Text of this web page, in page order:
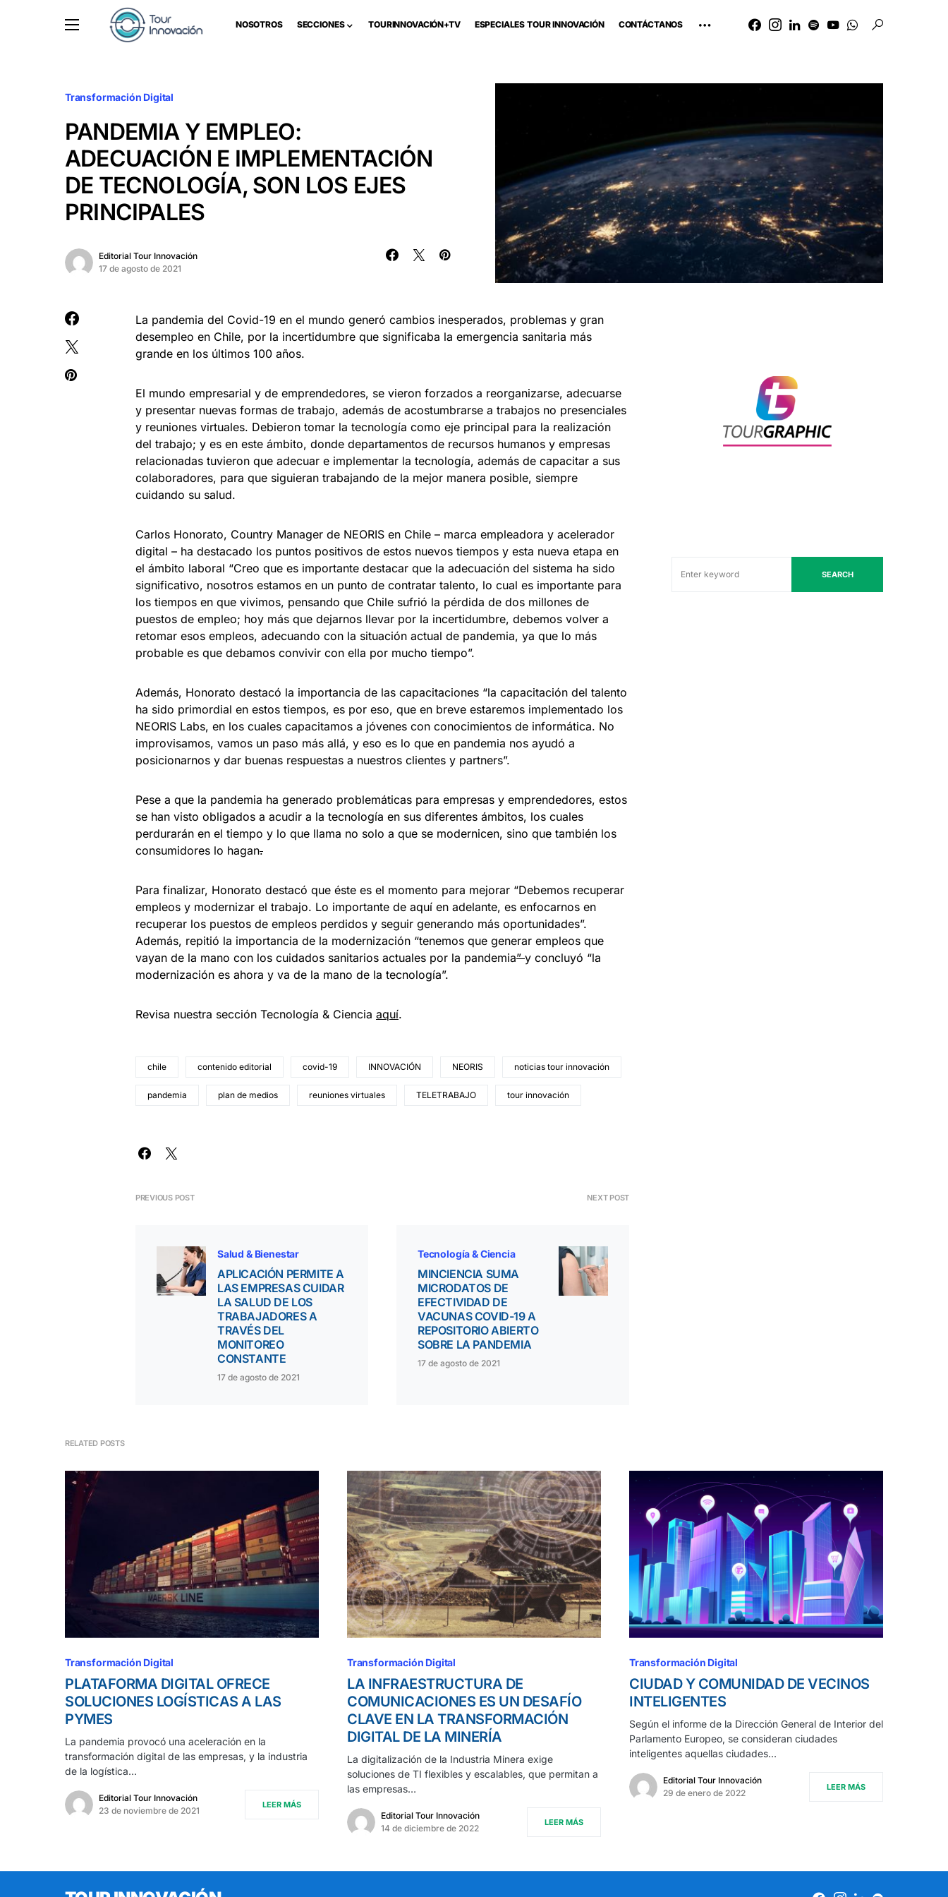
NOSOTROS SECCIONES TOURINNOVACIÓN+TV ESPECIALES TOUR INNOVACIÓN CONTÁCTANOS
Transformación Digital
PANDEMIA Y EMPLEO:
ADECUACIÓN E IMPLEMENTACIÓN
DE TECNOLOGÍA, SON LOS EJES
PRINCIPALES
Editorial Tour Innovación
17 de agosto de 2021
La pandemia del Covid-19 en el mundo generó cambios inesperados, problemas y gran
desempleo en Chile, por la incertidumbre que significaba la emergencia sanitaria más
grande en los últimos 100 años.
El mundo empresarial y de emprendedores, se vieron forzados a reorganizarse, adecuarse
y presentar nuevas formas de trabajo, además de acostumbrarse a trabajos no presenciales
y reuniones virtuales. Debieron tomar la tecnología como eje principal para la realización
del trabajo; y es en este ámbito, donde departamentos de recursos humanos y empresas
relacionadas tuvieron que adecuar e implementar la tecnología, además de capacitar a sus
colaboradores, para que siguieran trabajando de la mejor manera posible, siempre
cuidando su salud.
Carlos Honorato, Country Manager de NEORIS en Chile – marca empleadora y acelerador
digital – ha destacado los puntos positivos de estos nuevos tiempos y esta nueva etapa en
el ámbito laboral “Creo que es importante destacar que la adecuación del sistema ha sido
significativo, nosotros estamos en un punto de contratar talento, lo cual es importante para
los tiempos en que vivimos, pensando que Chile sufrió la pérdida de dos millones de
puestos de empleo; hoy más que dejarnos llevar por la incertidumbre, debemos volver a
retomar esos empleos, adecuando con la situación actual de pandemia, ya que lo más
probable es que debamos convivir con ella por mucho tiempo”.
Además, Honorato destacó la importancia de las capacitaciones “la capacitación del talento
ha sido primordial en estos tiempos, es por eso, que en breve estaremos implementado los
NEORIS Labs, en los cuales capacitamos a jóvenes con conocimientos de informática. No
improvisamos, vamos un paso más allá, y eso es lo que en pandemia nos ayudó a
posicionarnos y dar buenas respuestas a nuestros clientes y partners”.
Pese a que la pandemia ha generado problemáticas para empresas y emprendedores, estos
se han visto obligados a acudir a la tecnología en sus diferentes ámbitos, los cuales
perdurarán en el tiempo y lo que llama no solo a que se modernicen, sino que también los
consumidores lo hagan.
Para finalizar, Honorato destacó que éste es el momento para mejorar “Debemos recuperar
empleos y modernizar el trabajo. Lo importante de aquí en adelante, es enfocarnos en
recuperar los puestos de empleos perdidos y seguir generando más oportunidades”.
Además, repitió la importancia de la modernización “tenemos que generar empleos que
vayan de la mano con los cuidados sanitarios actuales por la pandemia”y concluyó “la
modernización es ahora y va de la mano de la tecnología”.
Revisa nuestra sección Tecnología & Ciencia aquí.
chile contenido editorial covid-19 INNOVACIÓN NEORIS noticias tour innovación
pandemia plan de medios reuniones virtuales TELETRABAJO tour innovación
PREVIOUS POST
Salud & Bienestar
APLICACIÓN PERMITE A
LAS EMPRESAS CUIDAR
LA SALUD DE LOS
TRABAJADORES A
TRAVÉS DEL
MONITOREO
CONSTANTE
17 de agosto de 2021
NEXT POST
Tecnología & Ciencia
MINCIENCIA SUMA
MICRODATOS DE
EFECTIVIDAD DE
VACUNAS COVID-19 A
REPOSITORIO ABIERTO
SOBRE LA PANDEMIA
17 de agosto de 2021
SEARCH
RELATED POSTS
Transformación Digital
PLATAFORMA DIGITAL OFRECE
SOLUCIONES LOGÍSTICAS A LAS
PYMES
La pandemia provocó una aceleración en la
transformación digital de las empresas, y la industria
de la logística…
Editorial Tour Innovación
23 de noviembre de 2021
LEER MÁS
Transformación Digital
LA INFRAESTRUCTURA DE
COMUNICACIONES ES UN DESAFÍO
CLAVE EN LA TRANSFORMACIÓN
DIGITAL DE LA MINERÍA
La digitalización de la Industria Minera exige
soluciones de TI flexibles y escalables, que permitan a
las empresas…
Editorial Tour Innovación
14 de diciembre de 2022
LEER MÁS
Transformación Digital
CIUDAD Y COMUNIDAD DE VECINOS
INTELIGENTES
Según el informe de la Dirección General de Interior del
Parlamento Europeo, se consideran ciudades
inteligentes aquellas ciudades…
Editorial Tour Innovación
29 de enero de 2022
LEER MÁS